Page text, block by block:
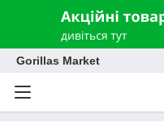
Gorillas Market